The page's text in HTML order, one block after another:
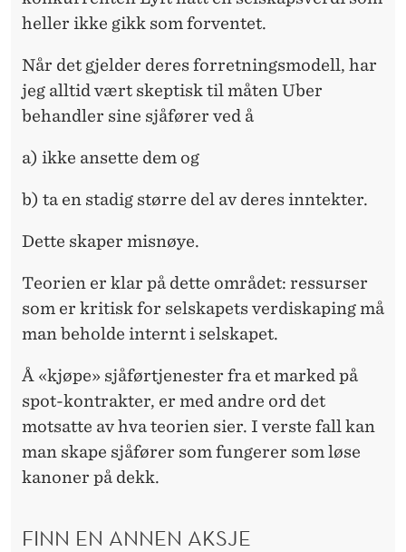
heller ikke gikk som forventet.
Når det gjelder deres forretningsmodell, har
jeg alltid vært skeptisk til måten Uber
behandler sine sjåfører ved å
a) ikke ansette dem og
b) ta en stadig større del av deres inntekter.
Dette skaper misnøye.
Teorien er klar på dette området: ressurser
som er kritisk for selskapets verdiskaping må
man beholde internt i selskapet.
Å «kjøpe» sjåførtjenester fra et marked på
spot-kontrakter, er med andre ord det
motsatte av hva teorien sier. I verste fall kan
man skape sjåfører som fungerer som løse
kanoner på dekk.
FINN EN ANNEN AKSJE